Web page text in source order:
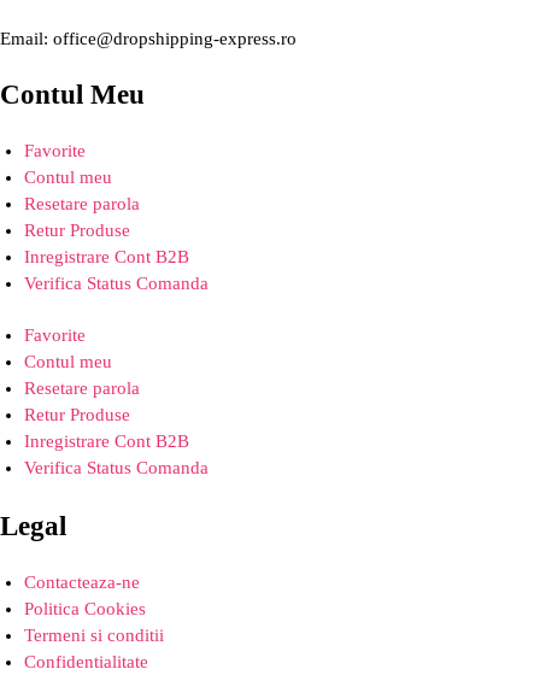
Email: office@dropshipping-express.ro
Contul Meu
Favorite
Contul meu
Resetare parola
Retur Produse
Inregistrare Cont B2B
Verifica Status Comanda
Favorite
Contul meu
Resetare parola
Retur Produse
Inregistrare Cont B2B
Verifica Status Comanda
Legal
Contacteaza-ne
Politica Cookies
Termeni si conditii
Confidentialitate